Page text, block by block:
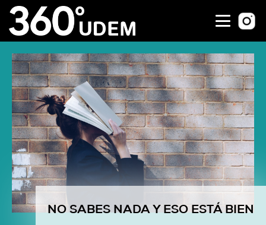
NO SABES NADA Y ESO ESTÁ BIEN